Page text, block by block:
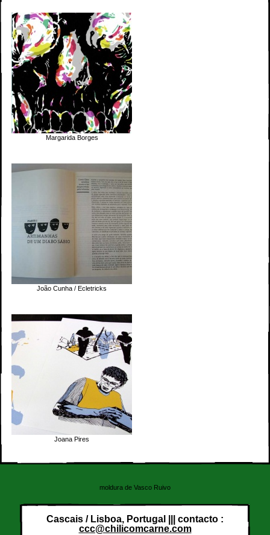
Margarida Borges
João Cunha / Ecletricks
Joana Pires
moldura de Vasco Ruivo
Cascais / Lisboa, Portugal ||| contacto :
ccc@chilicomcarne.com